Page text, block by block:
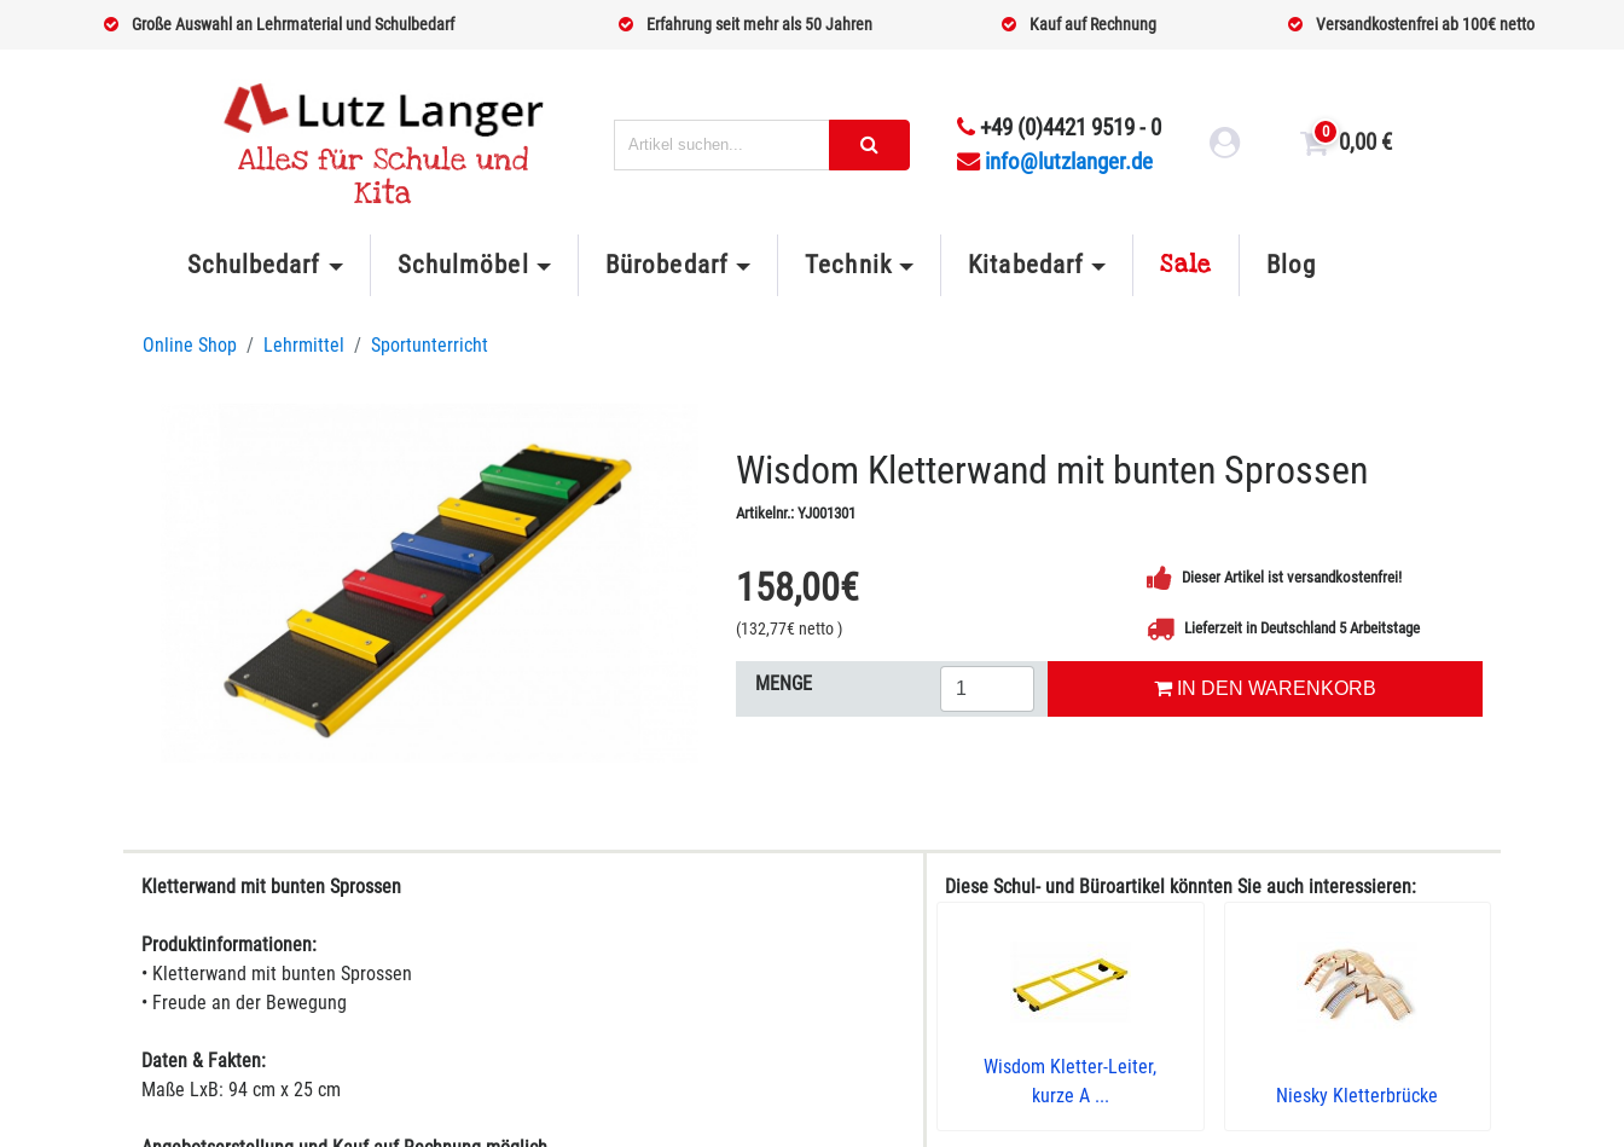
Große Auswahl an Lehrmaterial und Schulbedarf Erfahrung seit mehr als 50 Jahren Kauf auf Rechnung Versandkostenfrei ab 100€ netto
Alles für Schule und
Kita
+49 (0)4421 9519 - 0
info@lutzlanger.de
0 0,00 €
Schulbedarf Schulmöbel Bürobedarf Technik Kitabedarf Sale Blog
Online Shop Lehrmittel Sportunterricht
Wisdom Kletterwand mit bunten Sprossen
Artikelnr.: YJ001301
158,00€
(132,77€ netto)
Dieser Artikel ist versandkostenfrei!
Lieferzeit in Deutschland 5 Arbeitstage
MENGE IN DEN WARENKORB
Kletterwand mit bunten Sprossen
Produktinformationen:
• Kletterwand mit bunten Sprossen
• Freude an der Bewegung
Daten & Fakten:
Maße LxB: 94 cm x 25 cm
Diese Schul- und Büroartikel könnten Sie auch interessieren:
Wisdom Kletter-Leiter,
kurze A ...
Niesky Kletterbrücke